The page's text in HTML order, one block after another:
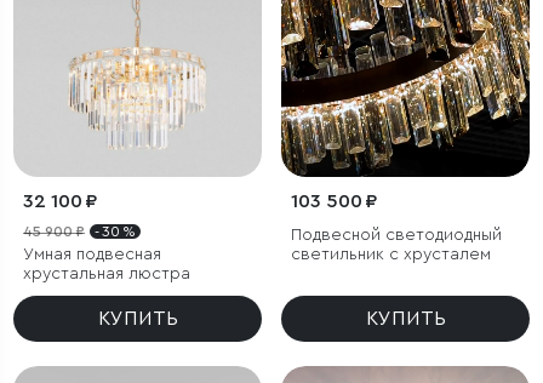
32 100 ₽
45 900 ₽ - 30 %
Умная подвесная
хрустальная люстра
КУПИТЬ
103 500 ₽
Подвесной светодиодный
светильник с хрусталем
КУПИТЬ